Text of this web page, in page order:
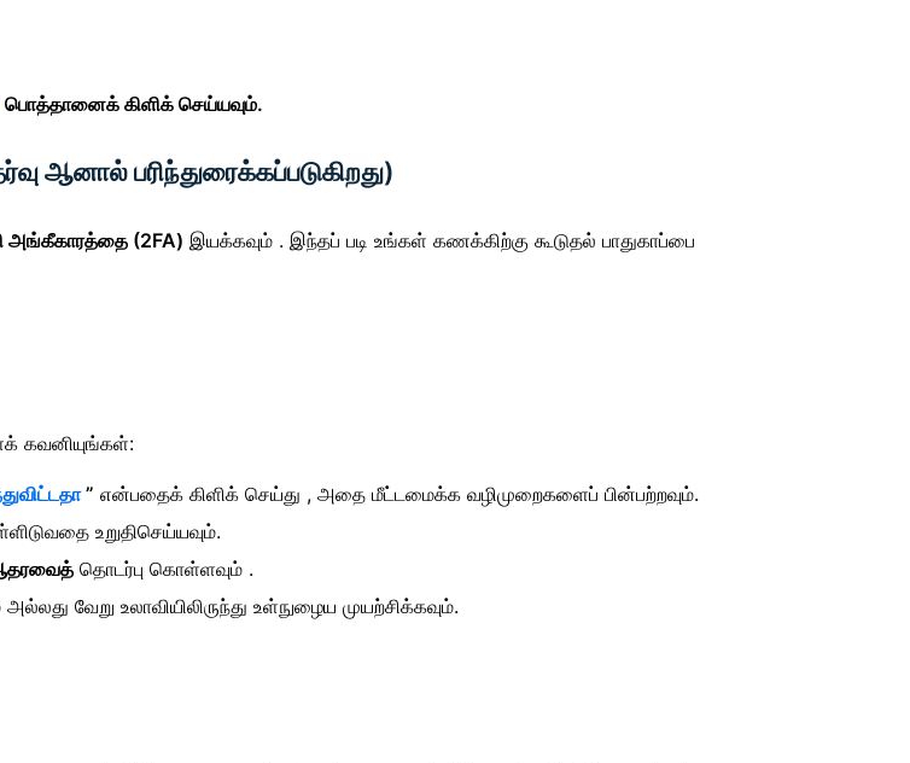
கிளிக் செய்யவும்.
ஆனால் பரிந்துரைக்கப்படுகிறது)
அங்கீகாரத்தை (2FA) இயக்கவும் . இந்தப் படி உங்கள் கணக்கிற்கு கூடுதல் பாதுகாப்பை
கவனியுங்கள்:
” என்பதைக் கிளிக் செய்து , அதை மீட்டமைக்க வழிமுறைகளைப் பின்பற்றவும்.
உறுதிசெய்யவும்.
தொடர்பு கொள்ளவும் .
வேறு உலாவியிலிருந்து உள்நுழைய முயற்சிக்கவும்.